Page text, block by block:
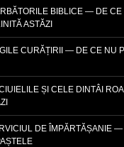
BIBLICE — DE CE
ASTĂZI
CURĂȚIRII — DE CE NU
ȘI CELE DINTÂI
DE ÎMPĂRTĂȘANIE —